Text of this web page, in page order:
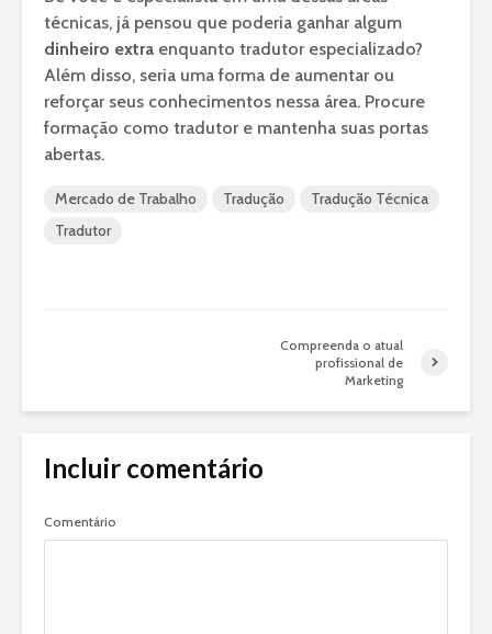
técnicas, já pensou que poderia ganhar algum
dinheiro extra enquanto tradutor especializado?
Além disso, seria uma forma de aumentar ou
reforçar seus conhecimentos nessa área. Procure
formação como tradutor e mantenha suas portas
abertas.
Mercado de Trabalho Tradução
Tradução Técnica
Tradutor
Compreenda o atual
profissional de
Marketing
Incluir comentário
Comentário